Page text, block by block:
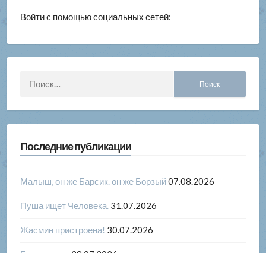
Войти с помощью социальных сетей:
Последние публикации
Малыш, он же Барсик. он же Борзый07.08.2026
Пуша ищет Человека. 31.07.2026
Жасмин пристроена! 30.07.2026